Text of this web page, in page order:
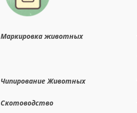
Маркировка животных
Чипирование Животных
Скотоводство